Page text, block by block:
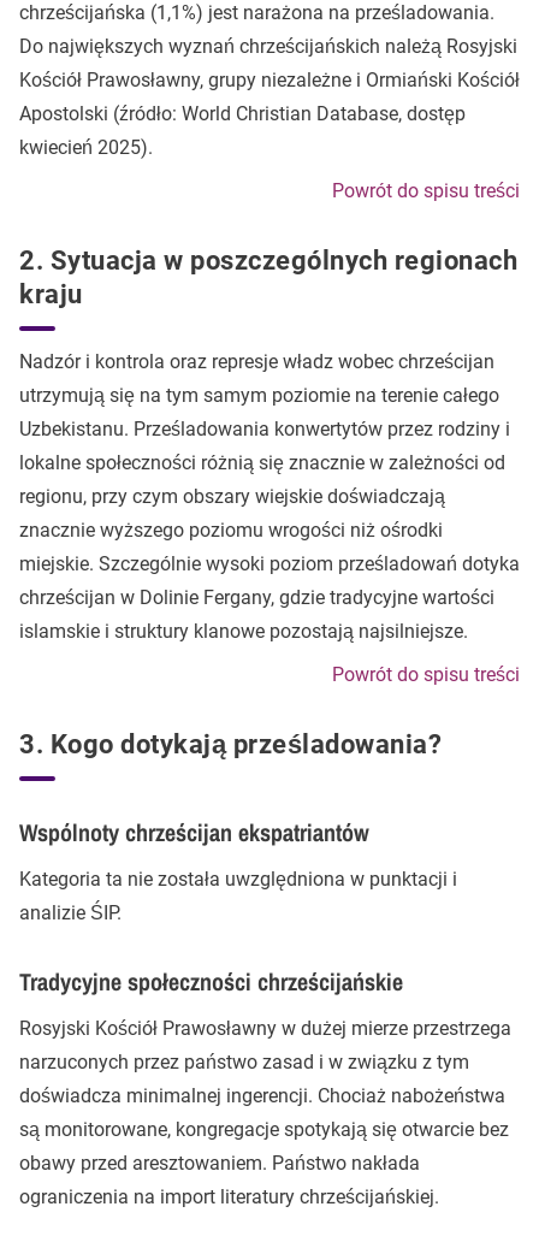
chrześcijańska (1,1%) jest narażona na prześladowania.
Do największych wyznań chrześcijańskich należą Rosyjski
Kościół Prawosławny, grupy niezależne i Ormiański Kościół
Apostolski (źródło: World Christian Database, dostęp
kwiecień 2025).
Powrót do spisu treści
2. Sytuacja w poszczególnych regionach
kraju
Nadzór i kontrola oraz represje władz wobec chrześcijan
utrzymują się na tym samym poziomie na terenie całego
Uzbekistanu. Prześladowania konwertytów przez rodziny i
lokalne społeczności różnią się znacznie w zależności od
regionu, przy czym obszary wiejskie doświadczają
znacznie wyższego poziomu wrogości niż ośrodki
miejskie. Szczególnie wysoki poziom prześladowań dotyka
chrześcijan w Dolinie Fergany, gdzie tradycyjne wartości
islamskie i struktury klanowe pozostają najsilniejsze.
Powrót do spisu treści
3. Kogo dotykają prześladowania?
Wspólnoty chrześcijan ekspatriantów
Kategoria ta nie została uwzględniona w punktacji i
analizie ŚIP.
Tradycyjne społeczności chrześcijańskie
Rosyjski Kościół Prawosławny w dużej mierze przestrzega
narzuconych przez państwo zasad i w związku z tym
doświadcza minimalnej ingerencji. Chociaż nabożeństwa
są monitorowane, kongregacje spotykają się otwarcie bez
obawy przed aresztowaniem. Państwo nakłada
ograniczenia na import literatury chrześcijańskiej.